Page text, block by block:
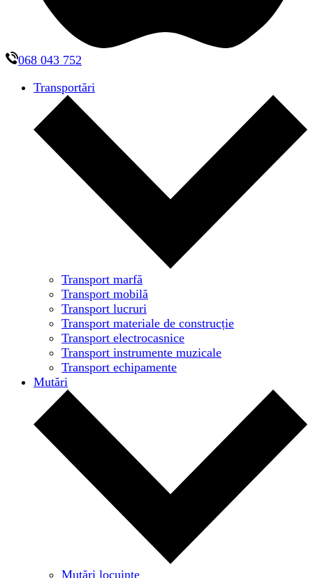
068 043 752
Transportări
Transport marfă
Transport mobilă
Transport lucruri
Transport materiale de construcție
Transport electrocasnice
Transport instrumente muzicale
Transport echipamente
Mutări
Mutări locuințe